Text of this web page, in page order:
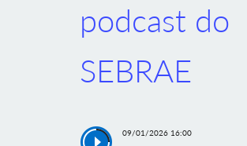
podcast do
SEBRAE
09/01/2026 16:00